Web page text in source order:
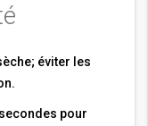
éviter les
pour